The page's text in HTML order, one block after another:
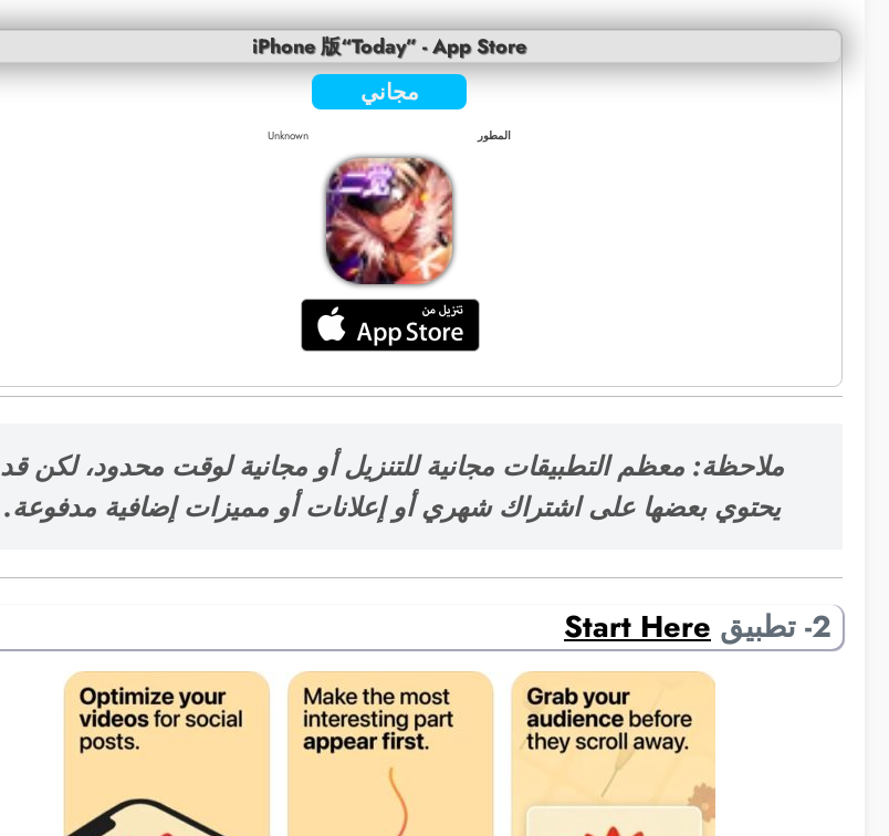
iPhone 版“Today” - App Store
مجاني
المطور Unknown
ملاحظة: معظم التطبيقات مجانية للتنزيل أو مجانية لوقت محدود، لكن قد
يحتوي بعضها على اشتراك شهري أو إعلانات أو مميزات إضافية مدفوعة.
2- تطبيق Start Here